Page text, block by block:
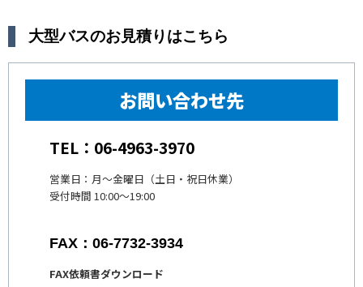
大型バスのお見積りはこちら
お問い合わせ先
TEL：06-4963-3970
営業日：月〜金曜日（土日・祝日休業）
受付時間 10:00〜19:00
FAX：06-7732-3934
FAX依頼書ダウンロード